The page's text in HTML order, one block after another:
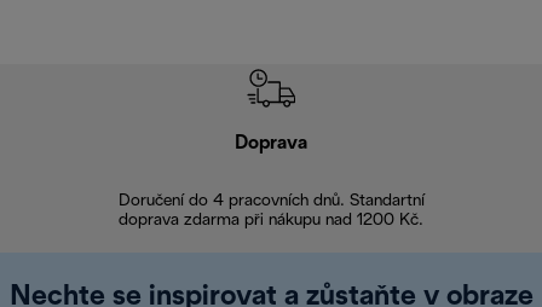
Doprava
Doručení do 4 pracovních dnů. Standartní
doprava zdarma při nákupu nad 1200 Kč.
Nechte se inspirovat a zůstaňte v obraze